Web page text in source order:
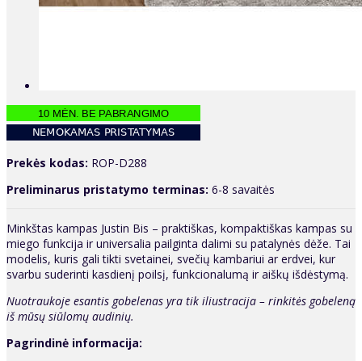
Prekės kodas: ROP-D288
Preliminarus pristatymo terminas: 6-8 savaitės
Minkštas kampas Justin Bis – praktiškas, kompaktiškas kampas su
miego funkcija ir universalia pailginta dalimi su patalynės dėže. Tai
modelis, kuris gali tikti svetainei, svečių kambariui ar erdvei, kur
svarbu suderinti kasdienį poilsį, funkcionalumą ir aiškų išdėstymą.
Nuotraukoje esantis gobelenas yra tik iliustracija – rinkitės gobeleną
iš mūsų siūlomų audinių.
Pagrindinė informacija: